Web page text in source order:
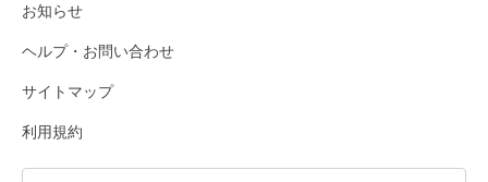
お知らせ
ヘルプ・お問い合わせ
サイトマップ
利用規約